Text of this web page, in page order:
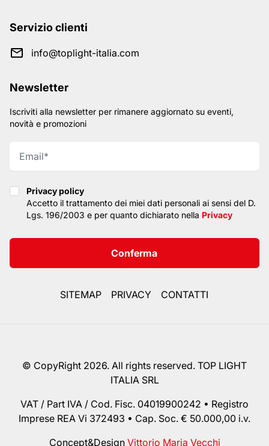
Servizio clienti
info@toplight-italia.com
Newsletter
Iscriviti alla newsletter per rimanere aggiornato su eventi,
novità e promozioni
Privacy policy
Privacy policy
Accetto il trattamento dei miei dati personali ai sensi del D.
Lgs. 196/2003 e per quanto dichiarato nella Privacy
Conferma
SITEMAP PRIVACY CONTATTI
© CopyRight 2026. All rights reserved. TOP LIGHT
ITALIA SRL
VAT / Part IVA / Cod. Fisc. 04019900242 • Registro
Imprese REA Vi 372493 • Cap. Soc. € 50.000,00 i.v.
Concept&Design Vittorio Maria Vecchi